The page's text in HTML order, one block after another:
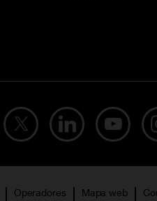
Operadores Mapa web